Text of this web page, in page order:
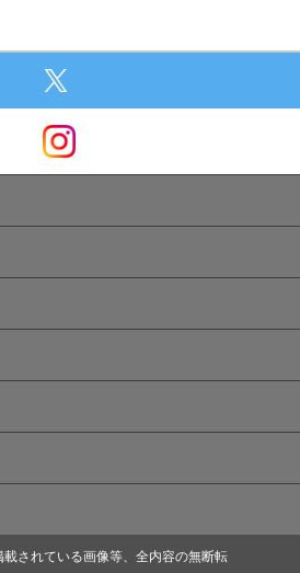
されている画像等、全内容の無断転